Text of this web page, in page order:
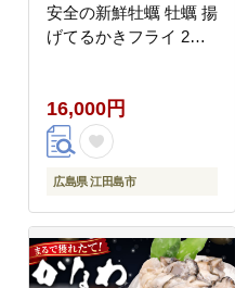
安全の新鮮牡蠣 牡蠣 揚
げてるかきフライ 2袋 /
物 広島県産 江田島市/
株式会社かなわ
[XBP037] 牡蠣
16,000円
広島県 江田島市